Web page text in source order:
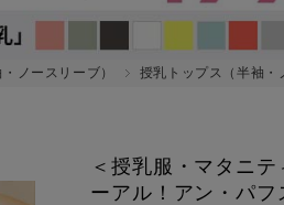
ノースリーブ） 授乳トップス（半袖・
＜授乳服・マタニ
ーアル！アン・パ